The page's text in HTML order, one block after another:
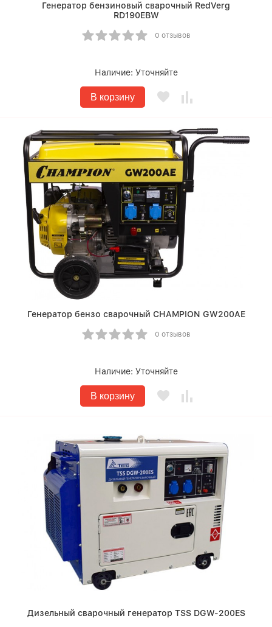
Генератор бензиновый сварочный RedVerg
RD190EBW
0 отзывов
Наличие: Уточняйте
В корзину
Генератор бензо сварочный CHAMPION GW200AE
0 отзывов
Наличие: Уточняйте
В корзину
Дизельный сварочный генератор TSS DGW-200ES